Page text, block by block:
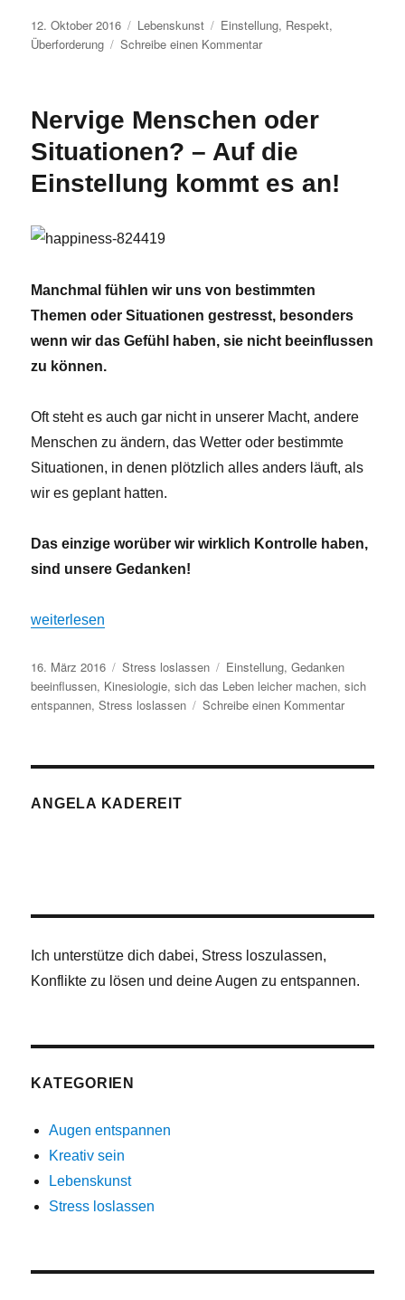
Veröffentlicht
am
12. Oktober 2016 Kategorien
Lebenskunst Schlagwörter
Einstellung, Respekt,
Überforderung
Schreibe einen Kommentarzu
Nervige Menschen oder
Situationen? – Auf die
Einstellung kommt es an!
Manchmal fühlen wir uns von bestimmten
Themen oder Situationen gestresst, besonders
wenn wir das Gefühl haben, sie nicht beeinflussen
zu können.
Oft steht es auch gar nicht in unserer Macht, andere
Menschen zu ändern, das Wetter oder bestimmte
Situationen, in denen plötzlich alles anders läuft, als
wir es geplant hatten.
Das einzige worüber wir wirklich Kontrolle haben,
sind unsere Gedanken!
„Nervige Menschen oder Situationen? – Auf die
weiterlesen
Veröffentlicht
am
16. März 2016 Kategorien
Stress loslassen Schlagwörter
Einstellung,Gedanken
beeinflussen, Kinesiologie,sich das Leben leicher machen,sich
entspannen,Stress loslassen Schreibe einen Kommentarzu
oder
an!
ANGELA KADEREIT
Ich unterstütze dich dabei, Stress loszulassen,
Konflikte zu lösen und deine Augen zu entspannen.
KATEGORIEN
Augen entspannen
Kreativ sein
Lebenskunst
Stress loslassen